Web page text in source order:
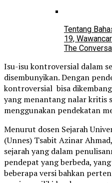
Tentang
19,
The
Isu-isu kontroversial dalam
disembunyikan. Dengan
kontroversial bisa
yang menantang nalar kritis
menggunakan pendekatan
Menurut dosen Sejarah
(Unnes) Tsabit Azinar
sejarah yang dalam
pendepat yang berbeda,
beberapa versi bahkan